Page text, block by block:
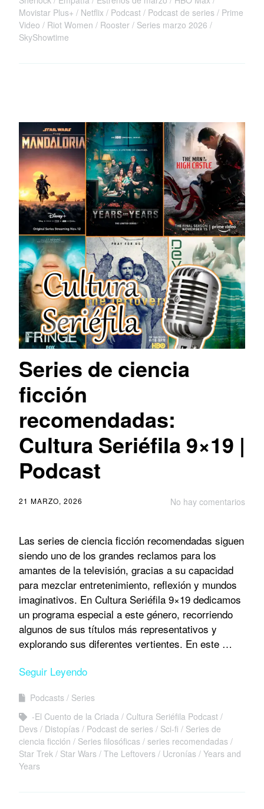
Movistar Plus+
Netflix Podcast Podcast de series
Prime
Video
Riot Women Rooster
Series marzo 2026
SkyShowtime
Series de ciencia
ficción
recomendadas:
Cultura Seriéfila 9×19 |
Podcast
No hay comentarios
21 MARZO, 2026
Las series de ciencia ficción recomendadas siguen
siendo uno de los grandes reclamos para los
amantes de la televisión, gracias a su capacidad
para mezclar entretenimiento, reflexión y mundos
imaginativos. En Cultura Seriéfila 9×19 dedicamos
un programa especial a este género, recorriendo
algunos de sus títulos más representativos y
explorando sus diferentes vertientes. En este …
Seguir Leyendo
Podcasts
Series
-El Cuento de la Criada
Cultura Seriéfila Podcast
Devs
Distopías Podcast de series Sci-fi
Series de
ciencia ficción
Series filosóficas
series recomendadas
Star Trek
Star Wars The Leftovers Ucronías Years and
Years